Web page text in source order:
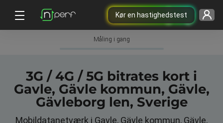
Kør en hastighedstest
Måling i gang
3G / 4G / 5G bitrates kort i
Gavle, Gävle kommun, Gävle,
Gävleborg len, Sverige
Mobildatanetværk i Gavle, Gävle kommun, Gävle,